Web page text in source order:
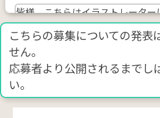
皆様、こちらはイラストレータ
新しいキャラクターになります。
ハンバーガーと猫のキャラクター
「女性に人気のハンバーガーショ
で、こちらのキャラクター名を考
す。
私が考えたのは、
こちらの募集についての発表
せん。
応募者より公開されるまでし
い。